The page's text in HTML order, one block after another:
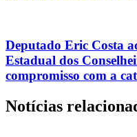
Deputado Eric Costa
Estadual dos
compromisso com a
Notícias